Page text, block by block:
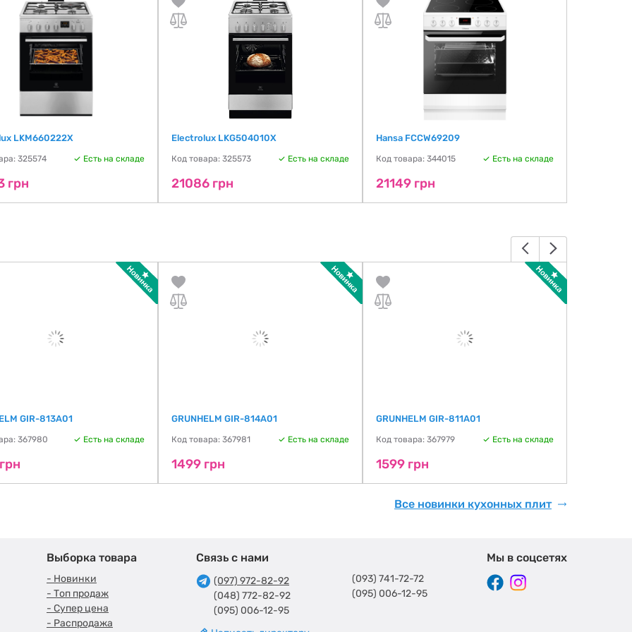
LKM660222X
325574 Есть на складе
грн
Electrolux LKG504010X
Код товара: 325573 Есть на складе
21086 грн
Hansa FCCW69209
Код товара: 344015 Есть на складе
21149 грн
GIR-813A01
367980 Есть на складе
GRUNHELM GIR-814A01
Код товара: 367981 Есть на складе
1499 грн
GRUNHELM GIR-811A01
Код товара: 367979 Есть на складе
1599 грн
Все новинки кухонных плит
Выборка товара
- Новинки
- Топ продаж
- Супер цена
- Распродажа
Связь с нами
(097) 972-82-92
(048) 772-82-92
(095) 006-12-95
(093) 741-72-72
(095) 006-12-95
Мы в соцсетях